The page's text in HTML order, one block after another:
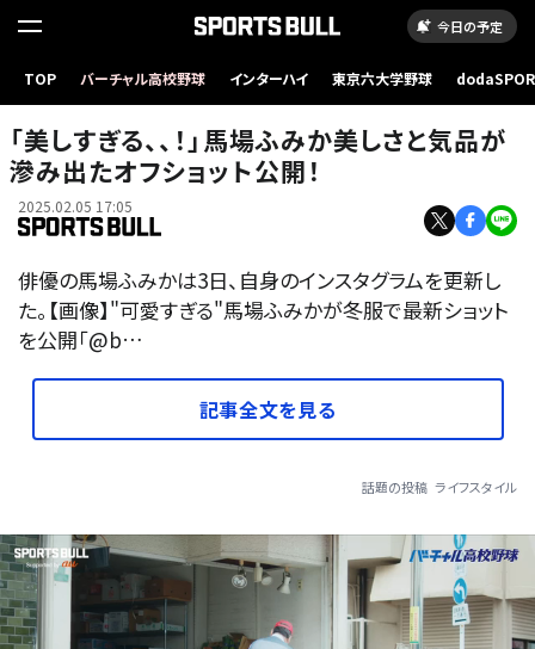
今日の予定
TOP バーチャル高校野球 インターハイ 東京六大学野球
「美しすぎる、、！」馬場ふみか美しさと気品が
滲み出たオフショット公開！
2025.02.05 17:05
俳優の馬場ふみかは3日、自身のインスタグラムを更新し
た。【画像】"可愛すぎる"馬場ふみかが冬服で最新ショット
を公開「@b…
記事全文を見る
話題の投稿 ライフスタイル